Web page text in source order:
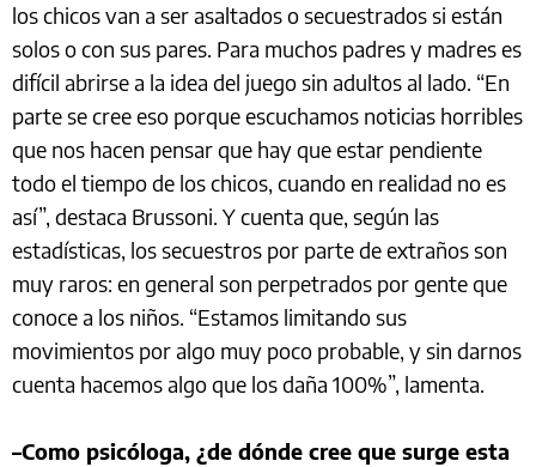
los chicos van a ser asaltados o secuestrados si están
solos o con sus pares. Para muchos padres y madres es
difícil abrirse a la idea del juego sin adultos al lado. “En
parte se cree eso porque escuchamos noticias horribles
que nos hacen pensar que hay que estar pendiente
todo el tiempo de los chicos, cuando en realidad no es
así”, destaca Brussoni. Y cuenta que, según las
estadísticas, los secuestros por parte de extraños son
muy raros: en general son perpetrados por gente que
conoce a los niños. “Estamos limitando sus
movimientos por algo muy poco probable, y sin darnos
cuenta hacemos algo que los daña 100%”, lamenta.
–Como psicóloga, ¿de dónde cree que surge esta